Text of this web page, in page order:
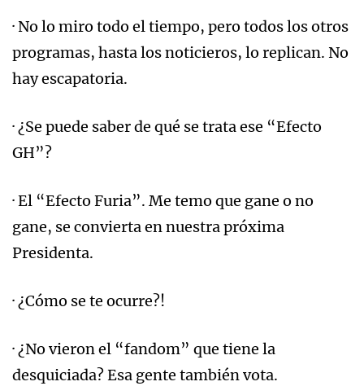
· No lo miro todo el tiempo, pero todos los otros
programas, hasta los noticieros, lo replican. No
hay escapatoria.
· ¿Se puede saber de qué se trata ese “Efecto
GH”?
· El “Efecto Furia”. Me temo que gane o no
gane, se convierta en nuestra próxima
Presidenta.
· ¿Cómo se te ocurre?!
· ¿No vieron el “fandom” que tiene la
desquiciada? Esa gente también vota.